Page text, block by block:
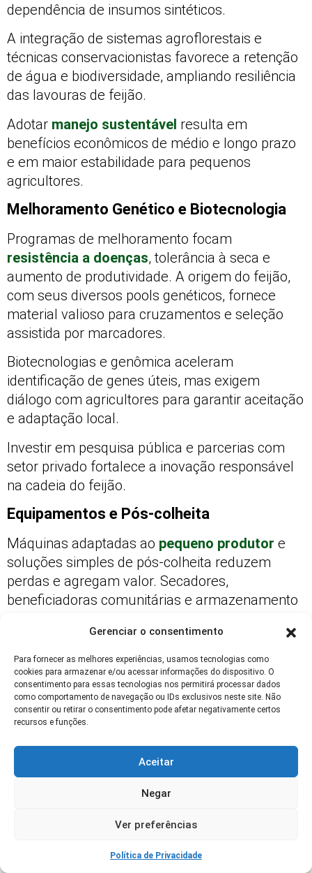
Gerenciar o consentimento
Para fornecer as melhores experiências, usamos tecnologias como
cookies para armazenar e/ou acessar informações do dispositivo. O
consentimento para essas tecnologias nos permitirá processar dados
como comportamento de navegação ou IDs exclusivos neste site. Não
consentir ou retirar o consentimento pode afetar negativamente certos
recursos e funções.
Aceitar
Negar
Ver preferências
Política de Privacidade
dependência de insumos sintéticos.
A integração de sistemas agroflorestais e
técnicas conservacionistas favorece a retenção
de água e biodiversidade, ampliando resiliência
das lavouras de feijão.
Adotar manejo sustentável resulta em
benefícios econômicos de médio e longo prazo
e em maior estabilidade para pequenos
agricultores.
Melhoramento Genético e Biotecnologia
Programas de melhoramento focam
resistência a doenças, tolerância à seca e
aumento de produtividade. A origem do feijão,
com seus diversos pools genéticos, fornece
material valioso para cruzamentos e seleção
assistida por marcadores.
Biotecnologias e genômica aceleram
identificação de genes úteis, mas exigem
diálogo com agricultores para garantir aceitação
e adaptação local.
Investir em pesquisa pública e parcerias com
setor privado fortalece a inovação responsável
na cadeia do feijão.
Equipamentos e Pós-colheita
Máquinas adaptadas ao pequeno produtor e
soluções simples de pós-colheita reduzem
perdas e agregam valor. Secadores,
beneficiadoras comunitárias e armazenamento
do feijão parapráticas modernas que
melhoram renda e segurança alimentar.
Políticas que facilitem acesso a crédito e
soluções.
Sustentabilidade e Futuro:
Preservando a Origem do Feijão
Conservação da Biodiversidade do Feijão
Preservar variedades tradicionais é preservar